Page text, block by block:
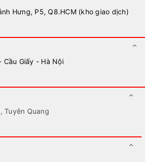
Hưng, P5, Q8.HCM (kho giao dịch)
Cầu Giấy - Hà Nội
Tuyên Quang